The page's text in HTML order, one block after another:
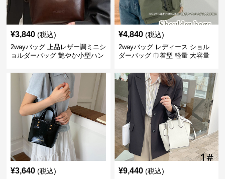
¥3,840 (税込)
2wayバッグ 上品レザー調ミニシ
ョルダーバッグ 艶やか小型ハン
¥4,840 (税込)
2wayバッグ レディース ショル
ダーバッグ 巾着型 軽量 大容量
¥3,640 (税込) ¥9,440 (税込)